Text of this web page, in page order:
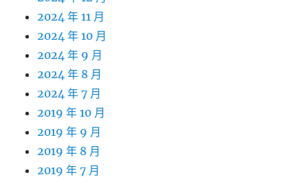
2024 年 11 月
2024 年 10 月
2024 年 9 月
2024 年 8 月
2024 年 7 月
2019 年 10 月
2019 年 9 月
2019 年 8 月
2019 年 7 月